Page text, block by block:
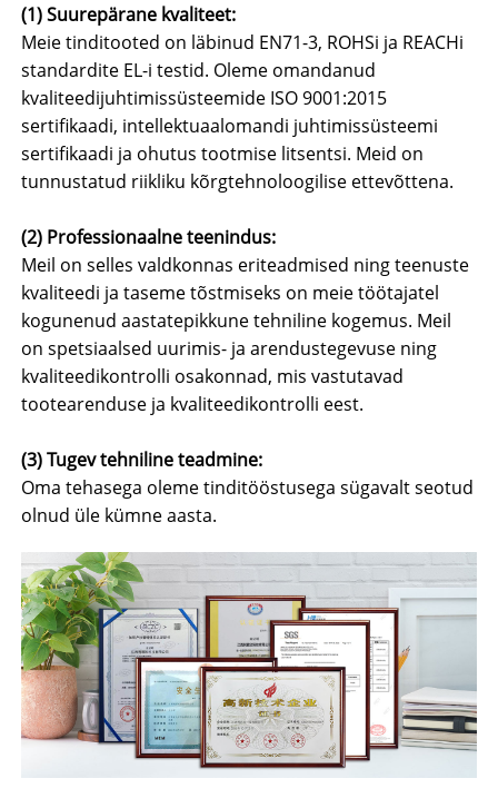
(1) Suurepärane kvaliteet:
Meie tinditooted on läbinud EN71-3, ROHSi ja REACHi
standardite EL-i testid. Oleme omandanud
kvaliteedijuhtimissüsteemide ISO 9001:2015
sertifikaadi, intellektuaalomandi juhtimissüsteemi
sertifikaadi ja ohutus tootmise litsentsi. Meid on
tunnustatud riikliku kõrgtehnoloogilise ettevõttena.
(2) Professionaalne teenindus:
Meil on selles valdkonnas eriteadmised ning teenuste
kvaliteedi ja taseme tõstmiseks on meie töötajatel
kogunenud aastatepikkune tehniline kogemus. Meil
on spetsiaalsed uurimis- ja arendustegevuse ning
kvaliteedikontrolli osakonnad, mis vastutavad
tootearenduse ja kvaliteedikontrolli eest.
(3) Tugev tehniline teadmine:
Oma tehasega oleme tinditööstusega sügavalt seotud
olnud üle kümne aasta.